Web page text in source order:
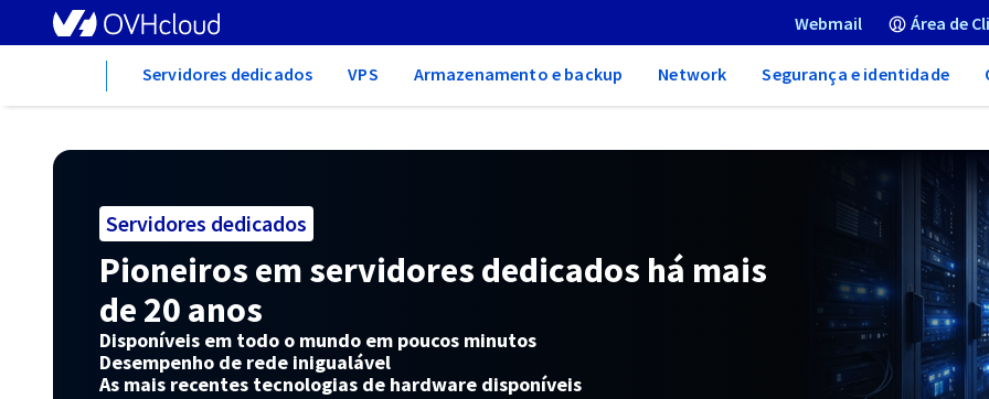
Webmail Área de
Servidores dedicados VPS Armazenamento e backup Network Segurança e identidade
Servidores dedicados
Pioneiros em servidores dedicados há mais
de 20 anos
Disponíveis em todo o mundo em poucos minutos
Desempenho de rede inigualável
As mais recentes tecnologias de hardware disponíveis